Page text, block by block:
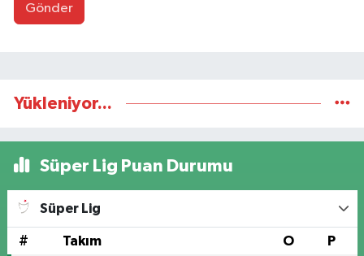
Gönder
Yükleniyor...
Süper Lig Puan Durumu
Süper Lig
# Takım O P